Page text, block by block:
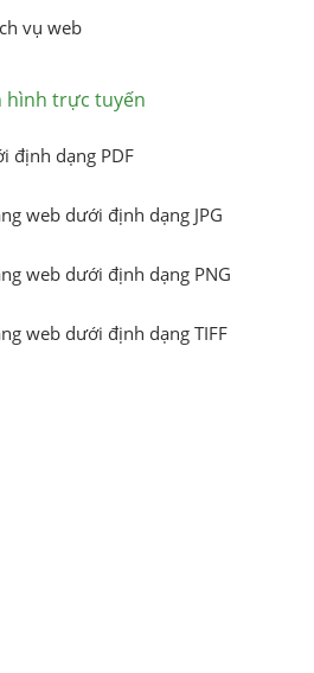
vụ web
hình trực tuyến
định dạng PDF
web dưới định dạng JPG
web dưới định dạng PNG
web dưới định dạng TIFF